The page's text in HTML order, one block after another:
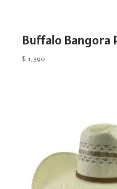
Buffalo Bangora
$ 1,390